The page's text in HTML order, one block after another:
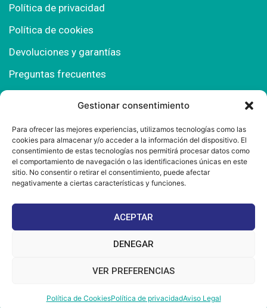
Gestionar consentimiento
Para ofrecer las mejores experiencias, utilizamos tecnologías como las
cookies para almacenar y/o acceder a la información del dispositivo. El
consentimiento de estas tecnologías nos permitirá procesar datos como
el comportamiento de navegación o las identificaciones únicas en este
sitio. No consentir o retirar el consentimiento, puede afectar
negativamente a ciertas características y funciones.
ACEPTAR
DENEGAR
VER PREFERENCIAS
Política de CookiesPolítica de privacidadAviso Legal
Política de privacidad
Política de cookies
Devoluciones y garantías
Preguntas frecuentes
Polígono Comercial Urbisur (Cita previa) 11130
Chiclana de la Fra. (Cádiz)
667 457 908
info@mantonesdelsur.com
mantonesdelsur@gmail.com